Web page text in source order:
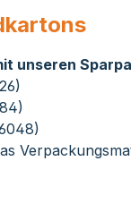
unseren